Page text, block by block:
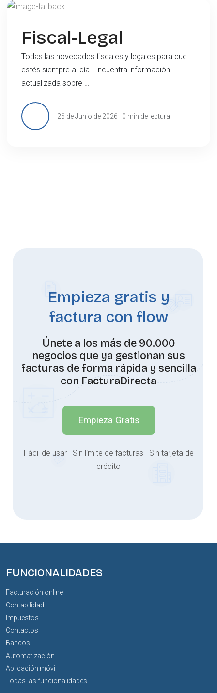
Fiscal-Legal
Todas las novedades fiscales y legales para que
estés siempre al día. Encuentra información
actualizada sobre …
26 de Junio de 2026 · 0 min de lectura
Empieza gratis y
factura con flow
Únete a los más de 90.000
negocios que ya gestionan sus
facturas de forma rápida y sencilla
con FacturaDirecta
Empieza Gratis
Fácil de usar · Sin límite de facturas · Sin tarjeta de
crédito
FUNCIONALIDADES
Facturación online
Contabilidad
Impuestos
Contactos
Bancos
Automatización
Aplicación móvil
Todas las funcionalidades